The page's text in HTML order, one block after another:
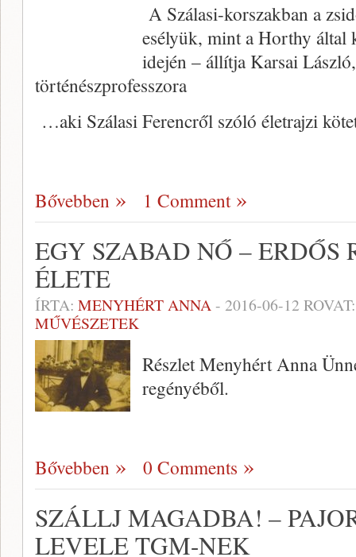
A Szálasi-korszakban a
esélyük, mint a Horthy által
idején – állítja Karsai
történészprofesszora
…aki Szálasi Ferencről szóló életrajzi
Bővebben 1 Comment
EGY SZABAD NŐ – ERDŐS
ÉLETE
ÍRTA: MENYHÉRT ANNA- 2016-06-12
MŰVÉSZETEK
Részlet Menyhért Anna
regényéből.
Bővebben 0 Comments
SZÁLLJ MAGADBA! –
LEVELE TGM-NEK